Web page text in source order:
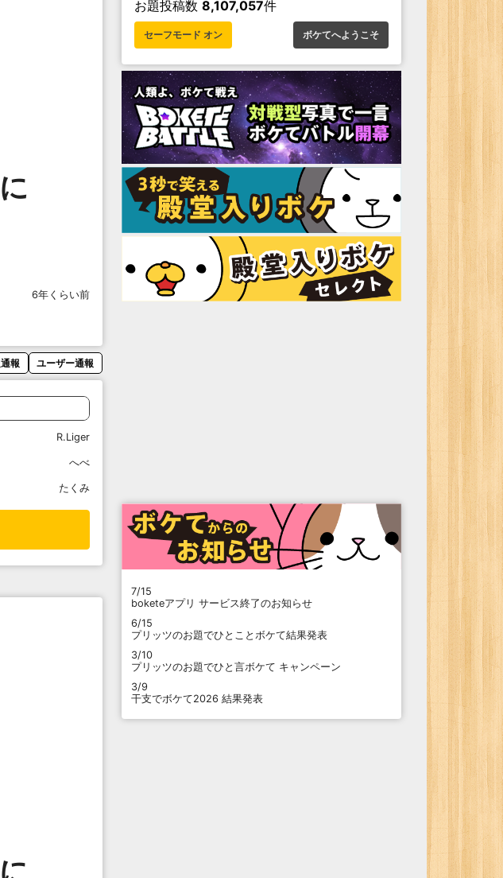
6年くらい前
報 ユーザー通報
R.Liger
へべ
たくみ
お題投稿数 8,107,057件
セーフモード オン ボケてへようこそ
7/15
boketeアプリ サービス終了のお知らせ
6/15
プリッツのお題でひとことボケて結果発表
3/10
プリッツのお題でひと言ボケて キャンペーン
3/9
干支でボケて2026 結果発表